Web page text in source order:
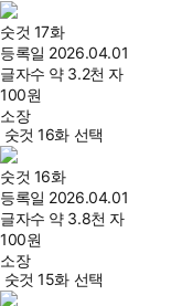
숫것 17화
등록일 2026.04.01
글자수 약 3.2천 자
100원
소장
숫것 16화 선택
숫것 16화
등록일 2026.04.01
글자수 약 3.8천 자
100원
소장
숫것 15화 선택